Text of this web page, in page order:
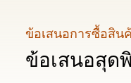
ข้อเสนอการซื้อสิน
ข้อเสนอสุด